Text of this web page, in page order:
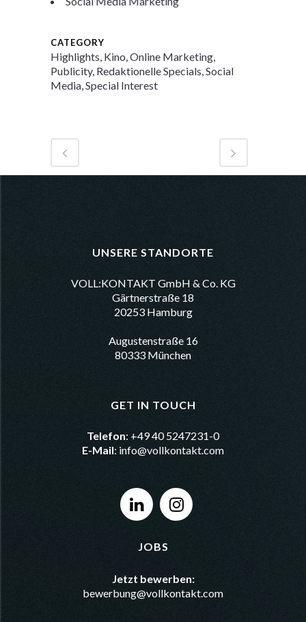
CATEGORY
Highlights, Kino, Online Marketing,
Publicity, Redaktionelle Specials, Social
Media, Special Interest
UNSERE STANDORTE
VOLL:KONTAKT GmbH & Co. KG
Gärtnerstraße 18
20253 Hamburg
Augustenstraße 16
80333 München
GET IN TOUCH
Telefon: +49 40 5247231-0
E-Mail: info@vollkontakt.com
JOBS
Jetzt bewerben:
bewerbung@vollkontakt.com